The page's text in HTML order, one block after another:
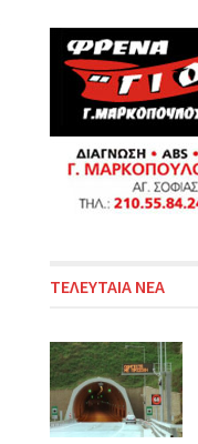
ΤΕΛΕΥΤΑΙΑ ΝΕΑ